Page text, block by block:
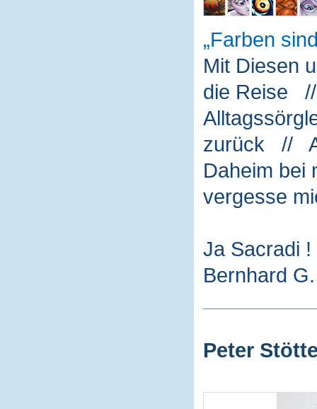
Farben
Mit Diesen
die Reise
zurück //
Daheim
vergesse
Ja Sacradi
Bernhard
Peter